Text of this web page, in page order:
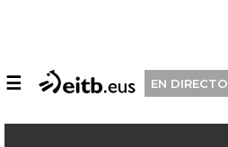
☰ EN DIRECTO